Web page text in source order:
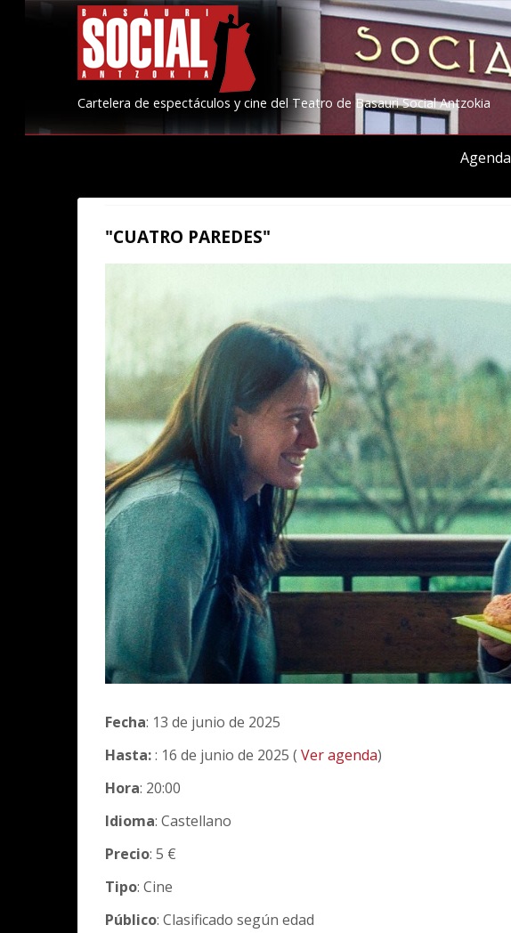
Cartelera de espectáculos y cine del Teatro de Basauri Social Antzokia
Agenda
"CUATRO PAREDES"
Fecha: 13 de junio de 2025
Hasta:: 16 de junio de 2025 ( Ver agenda)
Hora: 20:00
Idioma: Castellano
Precio: 5 €
Tipo: Cine
Público: Clasificado según edad